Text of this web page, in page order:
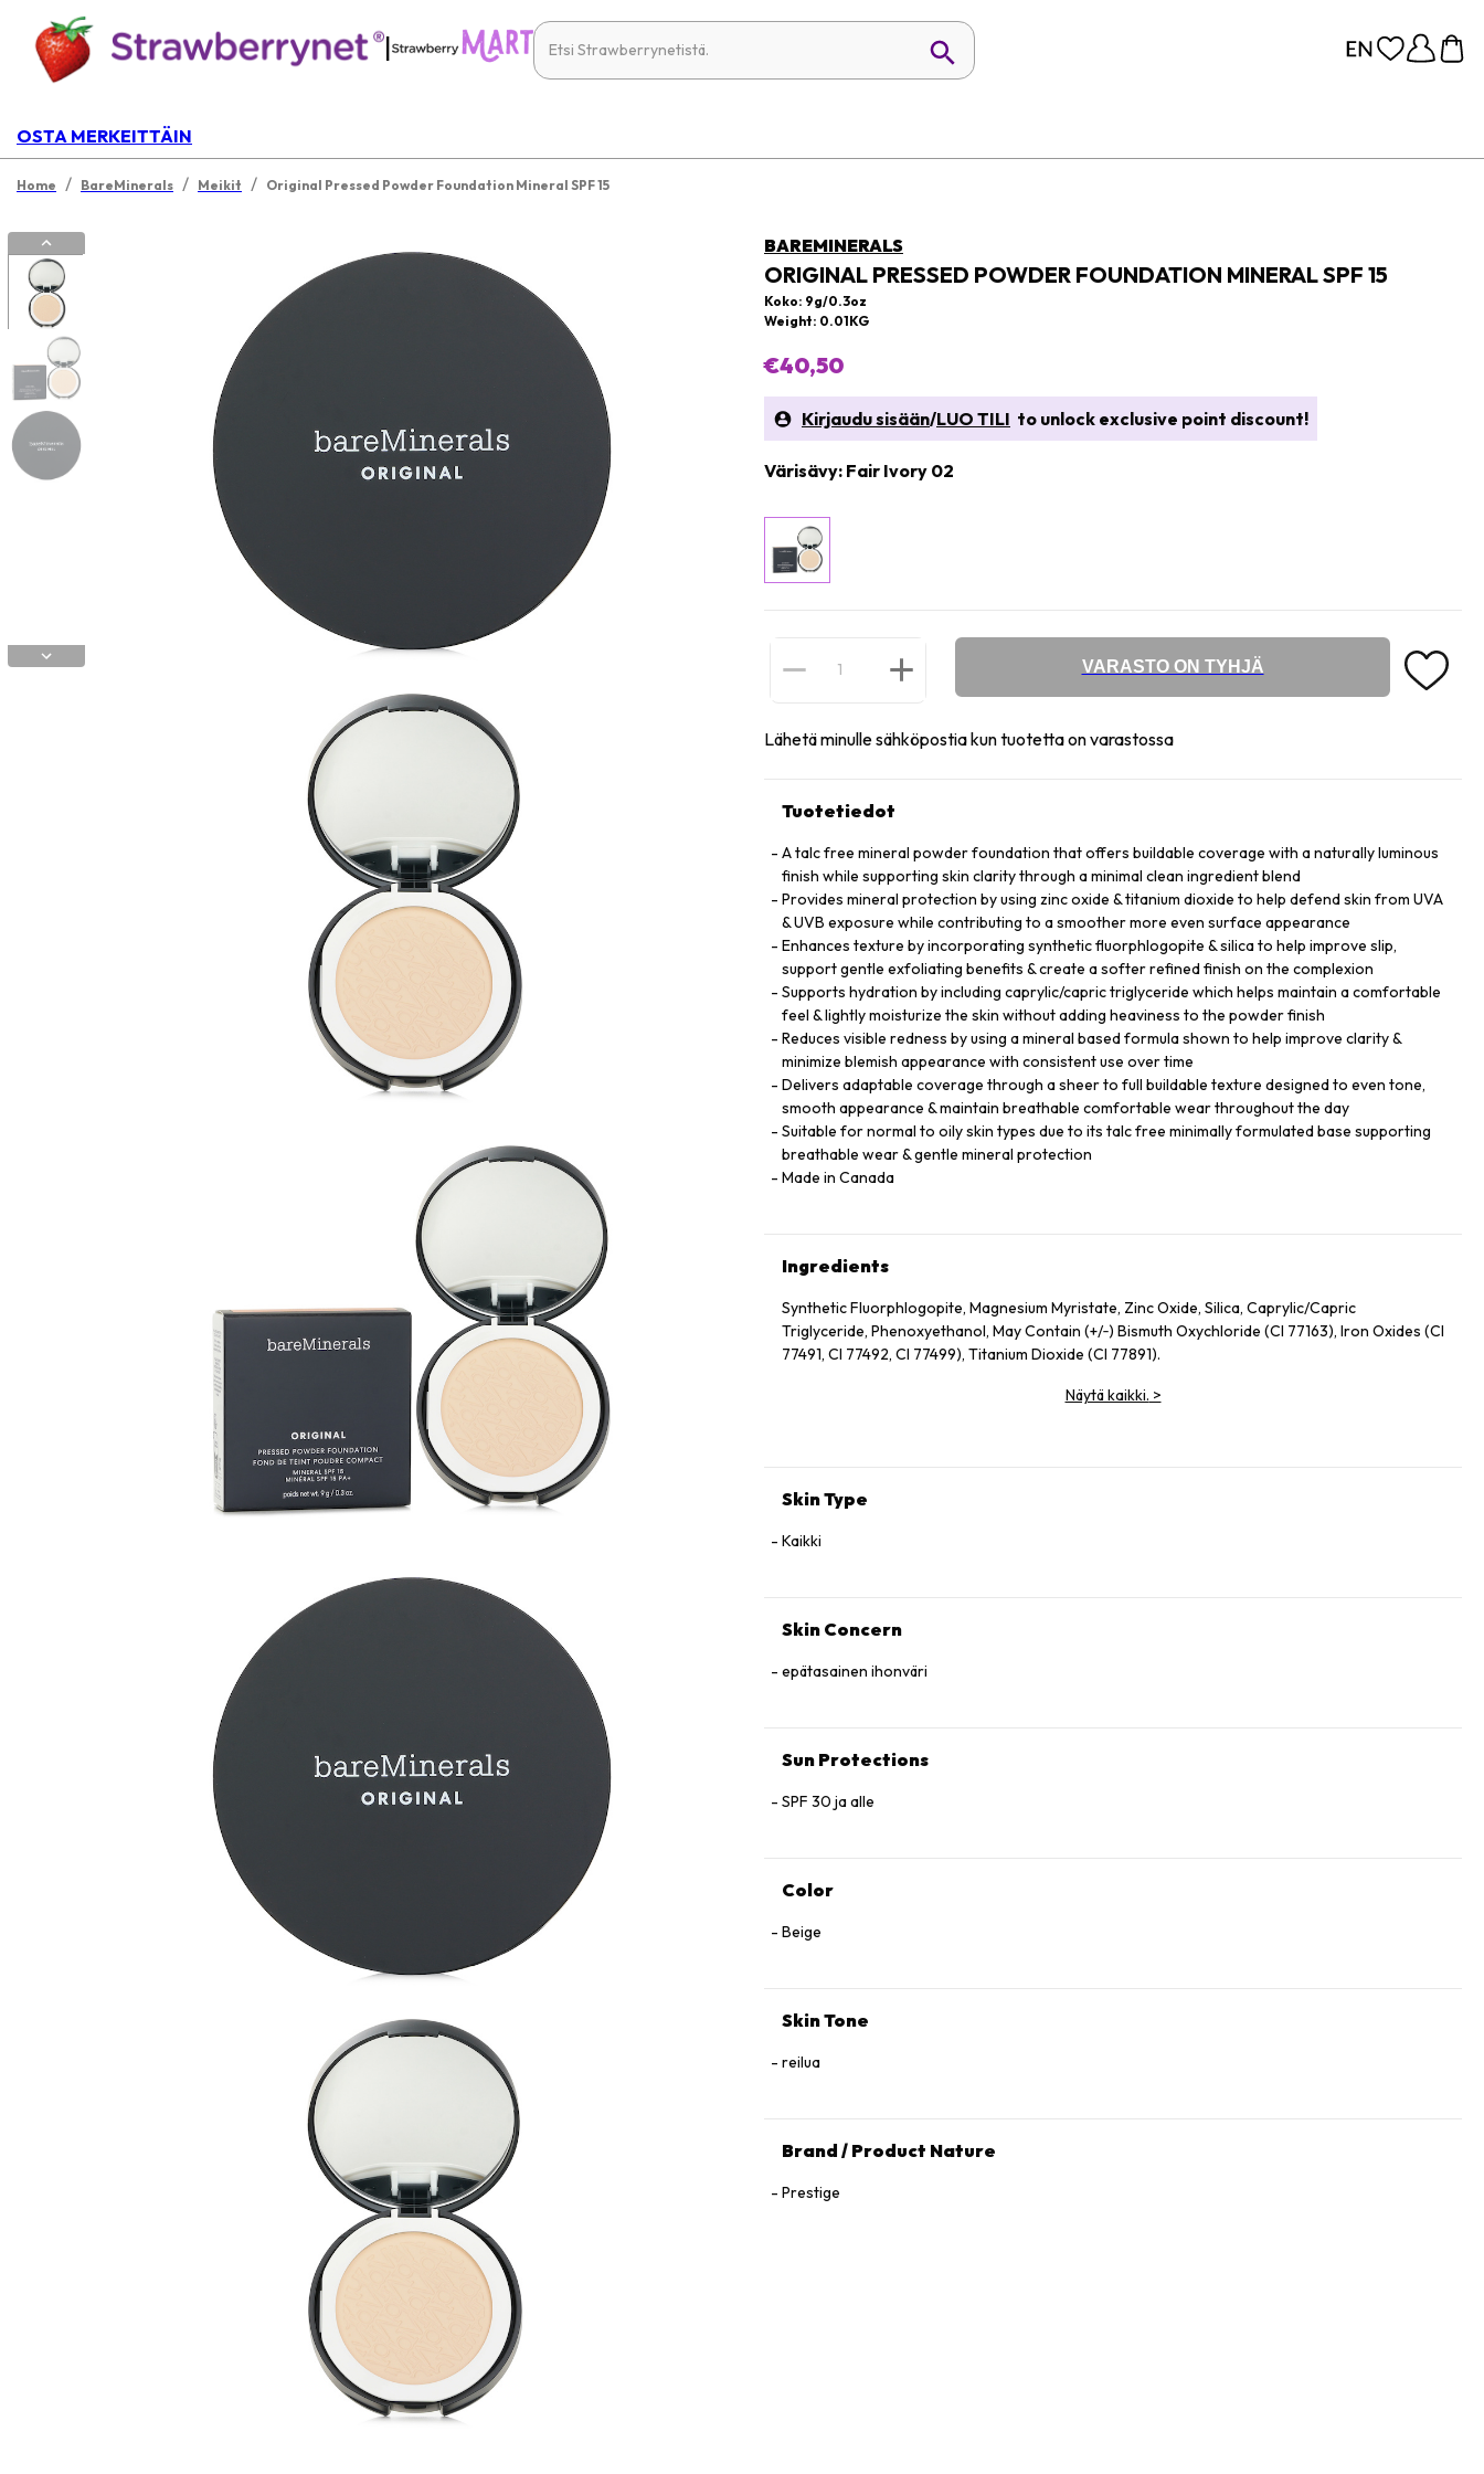
|
OSTA MERKEITTÄIN
Home / BareMinerals / Meikit / Original Pressed Powder Foundation Mineral SPF 15
BAREMINERALS
ORIGINAL PRESSED POWDER FOUNDATION MINERAL SPF 15
Koko: 9g/0.3oz
Weight: 0.01KG
€40,50
Kirjaudu sisään/LUO TILI to unlock exclusive point discount!
Värisävy: Fair Ivory 02
VARASTO ON TYHJÄ
Lähetä minulle sähköpostia kun tuotetta on varastossa
Tuotetiedot
A talc free mineral powder foundation that offers buildable coverage with a naturally luminous
finish while supporting skin clarity through a minimal clean ingredient blend
Provides mineral protection by using zinc oxide & titanium dioxide to help defend skin from UVA
& UVB exposure while contributing to a smoother more even surface appearance
Enhances texture by incorporating synthetic fluorphlogopite & silica to help improve slip,
support gentle exfoliating benefits & create a softer refined finish on the complexion
Supports hydration by including caprylic/capric triglyceride which helps maintain a comfortable
feel & lightly moisturize the skin without adding heaviness to the powder finish
Reduces visible redness by using a mineral based formula shown to help improve clarity &
minimize blemish appearance with consistent use over time
Delivers adaptable coverage through a sheer to full buildable texture designed to even tone,
smooth appearance & maintain breathable comfortable wear throughout the day
Suitable for normal to oily skin types due to its talc free minimally formulated base supporting
breathable wear & gentle mineral protection
Made in Canada
Ingredients
Synthetic Fluorphlogopite, Magnesium Myristate, Zinc Oxide, Silica, Caprylic/Capric
Triglyceride, Phenoxyethanol, May Contain (+/‑) Bismuth Oxychloride (CI 77163), Iron Oxides (CI
77491, CI 77492, CI 77499), Titanium Dioxide (CI 77891).
Näytä kaikki. >
Skin Type
Kaikki
Skin Concern
epätasainen ihonväri
Sun Protections
SPF 30 ja alle
Color
Beige
Skin Tone
reilua
Brand / Product Nature
Prestige